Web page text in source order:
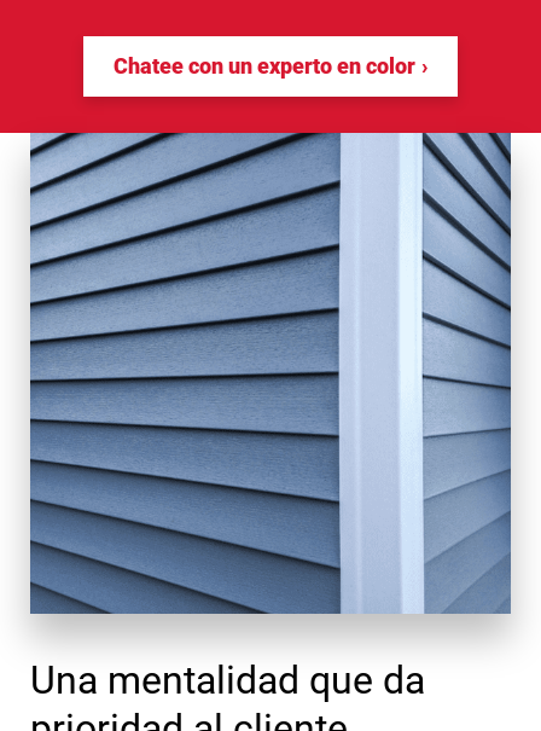
Chatee con un experto en color
Una mentalidad que da